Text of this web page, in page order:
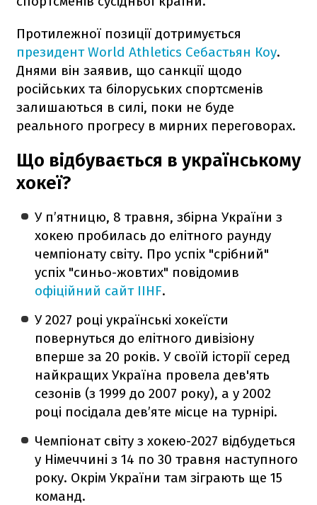
Протилежної позиції дотримується
президент World Athletics Себастьян Коу.
Днями він заявив, що санкції щодо
російських та білоруських спортсменів
залишаються в силі, поки не буде
реального прогресу в мирних переговорах.
Що відбувається в українському
хокеї?
У п’ятницю, 8 травня, збірна України з
хокею пробилась до елітного раунду
чемпіонату світу. Про успіх "срібний"
успіх "синьо-жовтих" повідомив
офіційний сайт IIHF.
У 2027 році українські хокеїсти
повернуться до елітного дивізіону
вперше за 20 років. У своїй історії серед
найкращих Україна провела дев'ять
сезонів (з 1999 до 2007 року), а у 2002
році посідала дев’яте місце на турнірі.
Чемпіонат світу з хокею-2027 відбудеться
у Німеччині з 14 по 30 травня наступного
року. Окрім України там зіграють ще 15
команд.